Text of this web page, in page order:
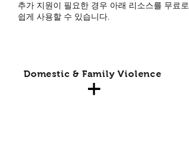
추가 지원이 필요한 경우 아래 리소스를 무료로
쉽게 사용할 수 있습니다.
Domestic & Family Violence